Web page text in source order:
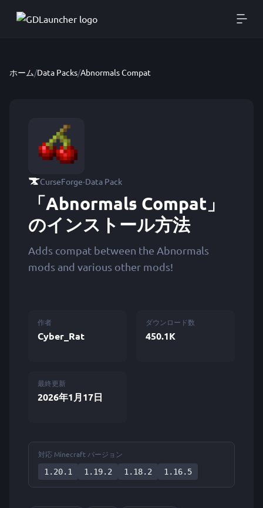
ホーム/Data Packs/Abnormals Compat
CurseForge·Data Pack
「Abnormals Compat」
のインストール方法
Adds compat between the Abnormals
mods and various other mods!
作者
Cyber_Rat
ダウンロード数
450.1K
最終更新
2026年1月17日
対応 Minecraft バージョン
1.20.1
1.19.2 1.18.2 1.16.5